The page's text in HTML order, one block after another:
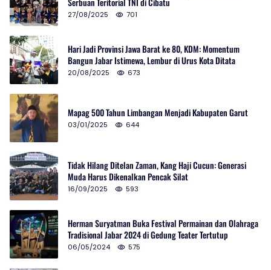
27/08/2025 701
Hari Jadi Provinsi Jawa Barat ke 80, KDM: Momentum
Bangun Jabar Istimewa, Lembur di Urus Kota Ditata
20/08/2025 673
Mapag 500 Tahun Limbangan Menjadi Kabupaten Garut
03/01/2025 644
Tidak Hilang Ditelan Zaman, Kang Haji Cucun: Generasi
Muda Harus Dikenalkan Pencak Silat
16/09/2025 593
Herman Suryatman Buka Festival Permainan dan Olahraga
Tradisional Jabar 2024 di Gedung Teater Tertutup
06/05/2024 575